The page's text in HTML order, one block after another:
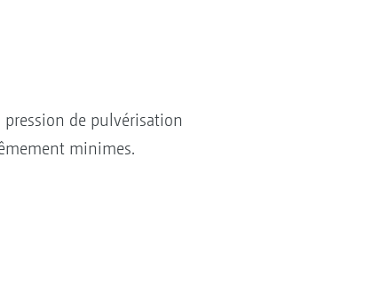
de pulvérisation
minimes.